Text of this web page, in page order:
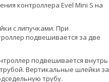
контроллера Evel Mini S на
с липучками. При
подвешивается за две
подвешивается внутрь
Вертикальные шлейки за
трубу.